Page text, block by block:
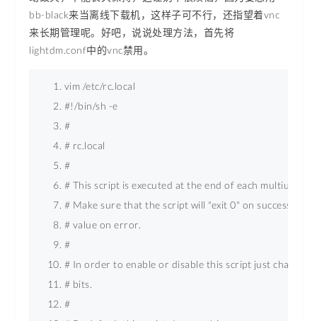
bb-black来当离线下载机，这样子可不行，还指望着vnc
来长期管理呢。好吧，说说处理方法，首先将
lightdm.conf中的vnc禁用。
vim /etc/rc.local
#!/bin/sh -e
#
# rc.local
#
# This script is executed at the end of each multiuser
# Make sure that the script will "exit 0" on success or
# value on error.
#
# In order to enable or disable this script just change
# bits.
#